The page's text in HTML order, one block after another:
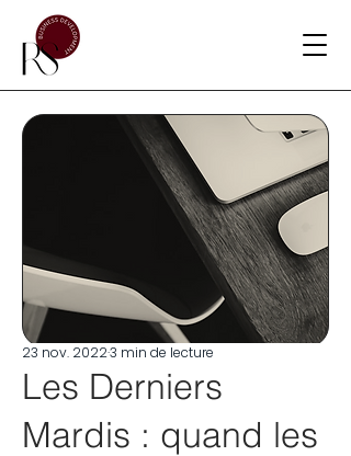
Les Derniers
Mardis : quand les
23 nov. 20223 min de lecture